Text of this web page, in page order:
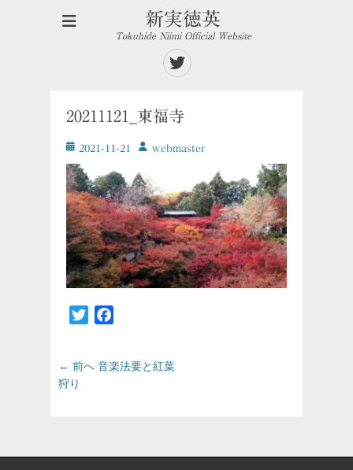
新実徳英
Tokuhide Niimi Official Website
Twitter
20211121_東福寺
投
稿
日
2021-11-21
投
者
ｗebmaster
Twitter
投
稿
ー
← 前へ 前
音楽法要と紅葉
狩り